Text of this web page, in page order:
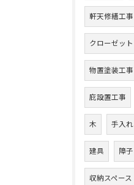
軒天修繕工事
クローゼット
物置塗装工事
庇設置工事
木 手入れ
建具 障子
収納スペース